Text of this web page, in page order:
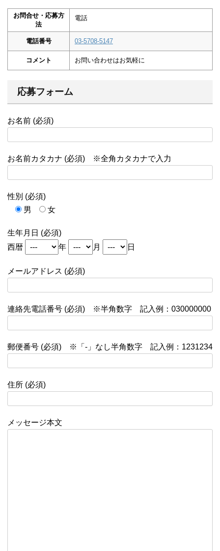
お問合せ・応募方
法
電話
電話番号 03-5708-5147
コメント お問い合わせはお気軽に
応募フォーム
お名前 (必須)
お名前カタカナ (必須) ※全角カタカナで入力
性別 (必須)
男
女
生年月日 (必須)
西暦
年 月 日
メールアドレス (必須)
連絡先電話番号 (必須) ※半角数字 記入例：030000000
郵便番号 (必須) ※「-」なし半角数字 記入例：1231234
住所 (必須)
メッセージ本文